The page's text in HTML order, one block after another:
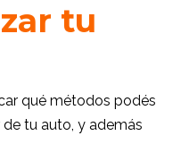
tu
qué métodos podés
tu auto, y además